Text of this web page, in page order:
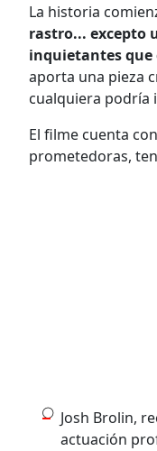
La historia
rastro... excepto
inquietantes que
aporta una pieza
cualquiera podría
El filme cuenta
prometedoras,
Josh Brolin,
actuación